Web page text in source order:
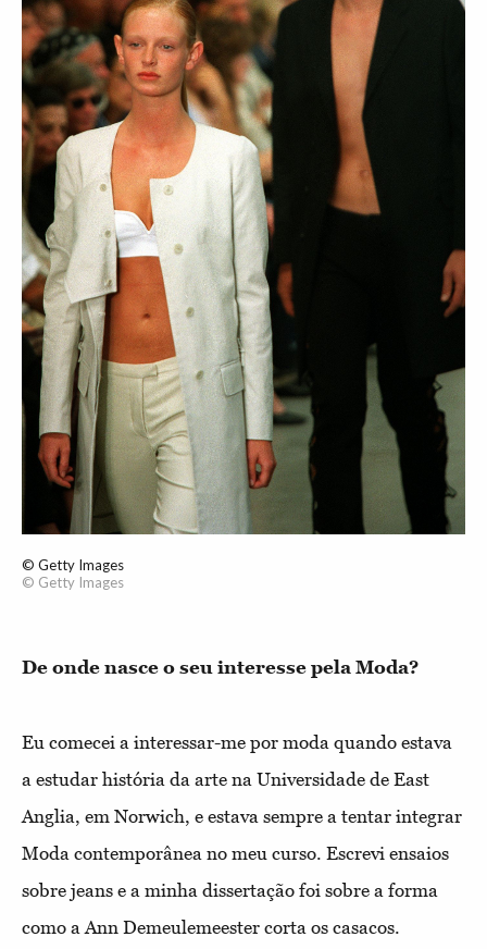
© Getty Images
© Getty Images
De onde nasce o seu interesse pela Moda?
Eu comecei a interessar-me por moda quando estava
a estudar história da arte na Universidade de East
Anglia, em Norwich, e estava sempre a tentar integrar
Moda contemporânea no meu curso. Escrevi ensaios
sobre jeans e a minha dissertação foi sobre a forma
como a Ann Demeulemeester corta os casacos.